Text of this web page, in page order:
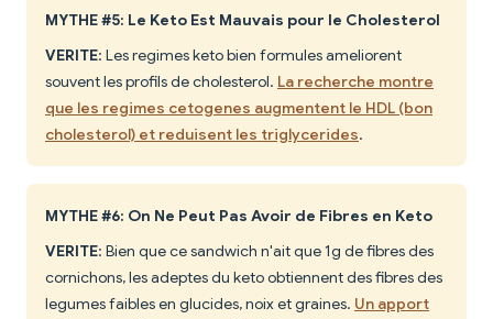
MYTHE #5: Le Keto Est Mauvais pour le Cholesterol
VERITE: Les regimes keto bien formules ameliorent
souvent les profils de cholesterol. La recherche montre
que les regimes cetogenes augmentent le HDL (bon
cholesterol) et reduisent les triglycerides.
MYTHE #6: On Ne Peut Pas Avoir de Fibres en Keto
VERITE: Bien que ce sandwich n'ait que 1g de fibres des
cornichons, les adeptes du keto obtiennent des fibres des
legumes faibles en glucides, noix et graines. Un apport